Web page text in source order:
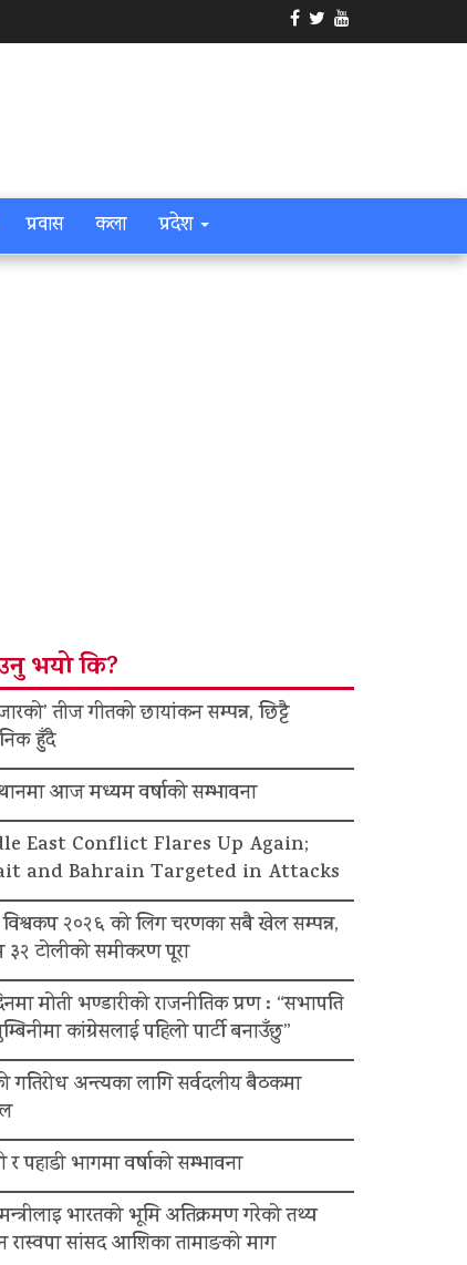
प्रवास कला प्रदेश
भयो कि?
तीज गीतको छायांकन सम्पन्न, छिट्टै
हुँदै
आज मध्यम वर्षाको सम्भावना
East Conflict Flares Up Again;
and Bahrain Targeted in Attacks
२०२६ को लिग चरणका सबै खेल सम्पन्न,
३२ टोलीको समीकरण पूरा
मोती भण्डारीको राजनीतिक प्रण : “सभापति
कांग्रेसलाई पहिलो पार्टी बनाउँछु”
गतिरोध अन्त्यका लागि सर्वदलीय बैठकमा
र पहाडी भागमा वर्षाको सम्भावना
भारतको भूमि अतिक्रमण गरेको तथ्य
रास्वपा सांसद आशिका तामाङको माग